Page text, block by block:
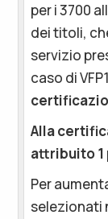
per i 3700
dei titoli,
servizio
caso di
Alla
attribuito 1
Per
selezionati